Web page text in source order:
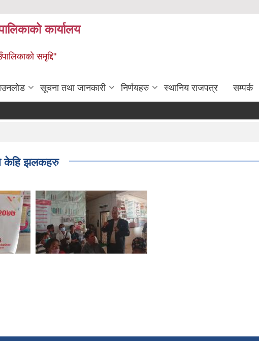
कार्यालय
समृद्दि"
सूचना तथा जानकारी निर्णयहरु स्थानिय राजपत्र सम्पर्क
केहि झलकहरु